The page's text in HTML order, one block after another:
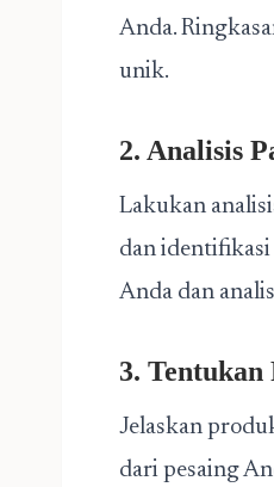
Anda.
unik.
2. Analisis
Lakukan
dan identifikasi
Anda dan
3.
Jelaskan
dari pesaing